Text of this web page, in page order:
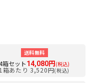
送料無料
箱セット14,080円 (税込)
1箱あたり 3,520円(税込)